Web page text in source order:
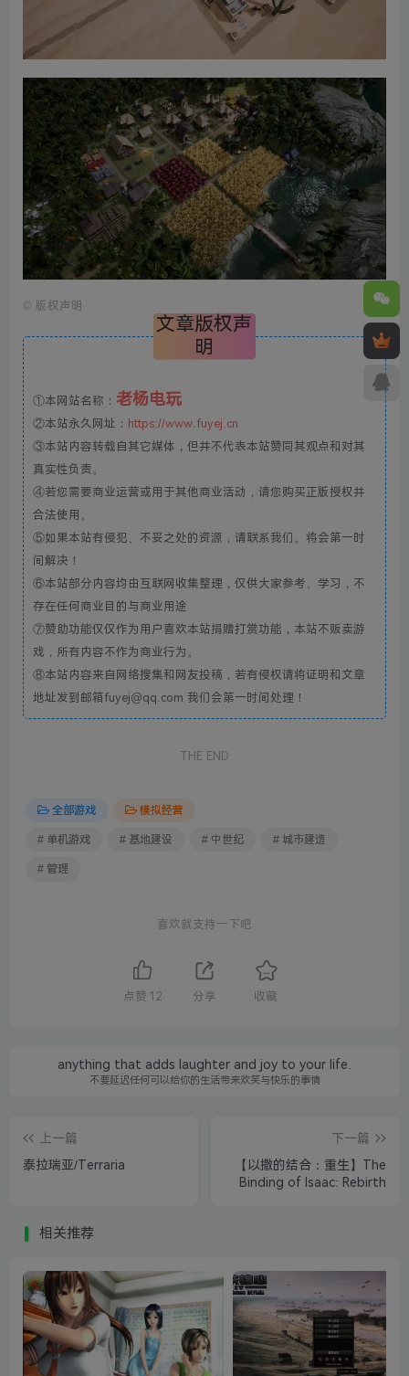
© 版权声明
文章版权声
明
①本网站名称： 老杨电玩
②本站永久网址： https://www.fuyej.cn
③本站内容转载自其它媒体，但并不代表本站赞同其观点和对其
真实性负责。
④若您需要商业运营或用于其他商业活动，请您购买正版授权并
合法使用。
⑤如果本站有侵犯、不妥之处的资源，请联系我们。将会第一时
间解决！
⑥本站部分内容均由互联网收集整理，仅供大家参考、学习，不
存在任何商业目的与商业用途
⑦赞助功能仅仅作为用户喜欢本站捐赠打赏功能，本站不贩卖游
戏，所有内容不作为商业行为。
⑧本站内容来自网络搜集和网友投稿，若有侵权请将证明和文章
地址发到邮箱fuyej@qq.com 我们会第一时间处理！
THE END
全部游戏 模拟经营
# 单机游戏 # 基地建设 # 中世纪 # 城市建造
# 管理
喜欢就支持一下吧
点赞 12 分享 收藏
anything that adds laughter and joy to your life.
不要延迟任何可以给你的生活带来欢笑与快乐的事情
上一篇
泰拉瑞亚/Terraria
下一篇
【以撒的结合：重生】The
Binding of Isaac: Rebirth
相关推荐